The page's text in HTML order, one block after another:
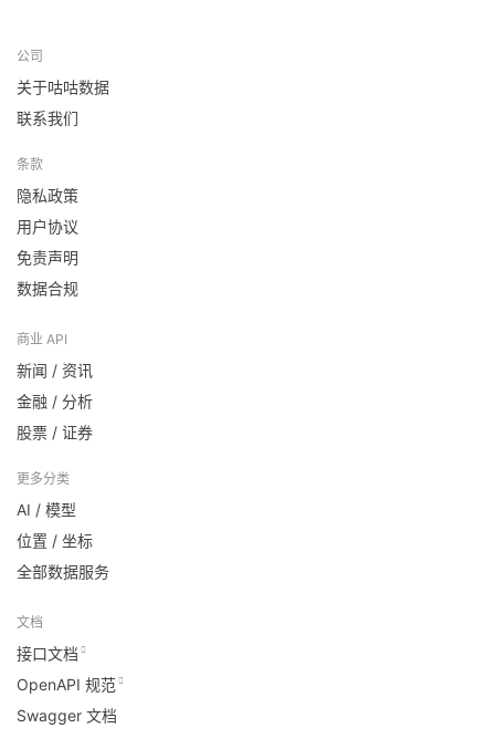
公司
关于咕咕数据
联系我们
条款
隐私政策
用户协议
免责声明
数据合规
商业 API
新闻 / 资讯
金融 / 分析
股票 / 证券
更多分类
AI / 模型
位置 / 坐标
全部数据服务
文档
接口文档
OpenAPI 规范
Swagger 文档